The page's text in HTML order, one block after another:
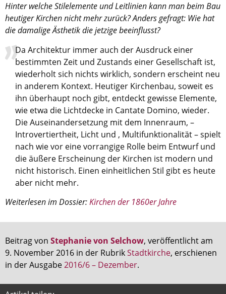
Hinter welche Stilelemente und Leitlinien kann man beim Bau
heutiger Kirchen nicht mehr zurück? Anders gefragt: Wie hat
die damalige Ästhetik die jetzige beeinflusst?
Da Architektur immer auch der Ausdruck einer
bestimmten Zeit und Zustands einer Gesellschaft ist,
wiederholt sich nichts wirklich, sondern erscheint neu
in anderem Kontext. Heutiger Kirchenbau, soweit es
ihn überhaupt noch gibt, entdeckt gewisse Elemente,
wie etwa die Lichtdecke in Cantate Domino, wieder.
Die Auseinandersetzung mit dem Innenraum, –
Introvertiertheit, Licht und , Multifunktionalität – spielt
nach wie vor eine vorrangige Rolle beim Entwurf und
die äußere Erscheinung der Kirchen ist modern und
nicht historisch. Einen einheitlichen Stil gibt es heute
aber nicht mehr.
Weiterlesen im Dossier:Kirchen der 1860er Jahre
Beitrag von Stephanie von Selchow, veröffentlicht am
9. November 2016 in der RubrikStadtkirche, erschienen
in der Ausgabe2016/6 – Dezember.